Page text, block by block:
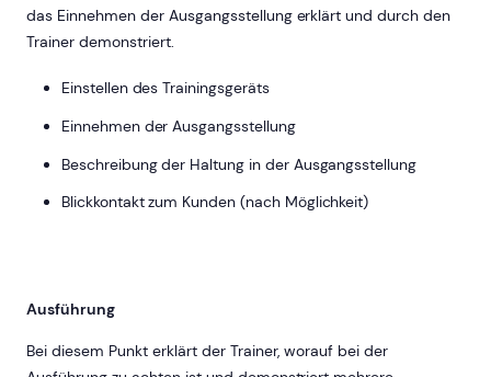
das Einnehmen der Ausgangsstellung erklärt und durch den
Trainer demonstriert.
Einstellen des Trainingsgeräts
Einnehmen der Ausgangsstellung
Beschreibung der Haltung in der Ausgangsstellung
Blickkontakt zum Kunden (nach Möglichkeit)
Ausführung
Bei diesem Punkt erklärt der Trainer, worauf bei der